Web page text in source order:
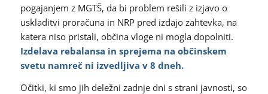
pogajanjem z MGTŠ, da bi problem rešili z izjavo o
uskladitvi proračuna in NRP pred izdajo zahtevka, na
katera niso pristali, občina vloge ni mogla dopolniti.
Izdelava rebalansa in sprejema na občinskem
svetu namreč ni izvedljiva v 8 dneh.
Očitki, ki smo jih deležni zadnje dni s strani javnosti, so